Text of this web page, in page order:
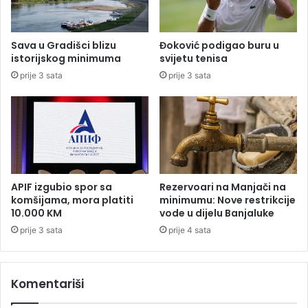
r
a
k
t
o
r
a
b
l
c
a
m
a
e
:
D
j
c
m
Sava u Gradišci blizu
istorijskog minimuma
prije 3 sata
Đoković podigao buru u
svijetu tenisa
prije 3 sata
APIF izgubio spor sa
komšijama, mora platiti
10.000 KM
prije 3 sata
Rezervoari na Manjači na
minimumu: Nove restrikcije
vode u dijelu Banjaluke
prije 4 sata
Komentariši